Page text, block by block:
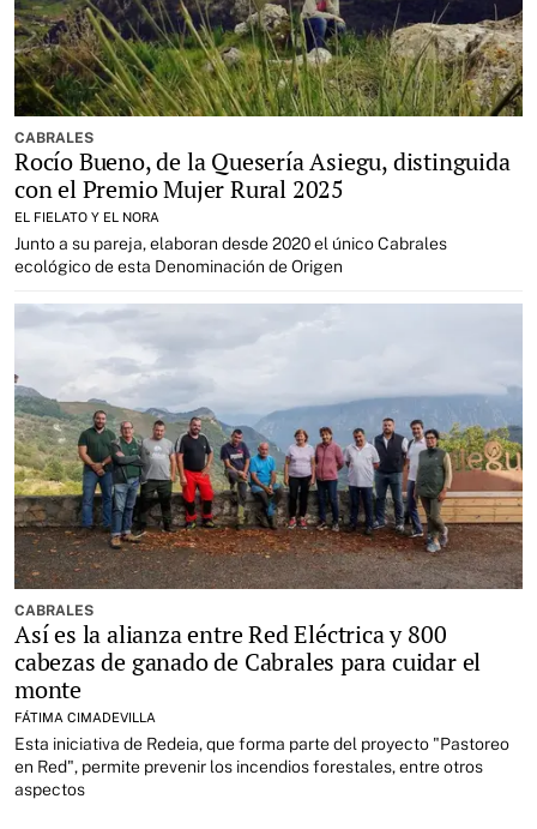
CABRALES
Rocío Bueno, de la Quesería Asiegu, distinguida
con el Premio Mujer Rural 2025
EL FIELATO Y EL NORA
Junto a su pareja, elaboran desde 2020 el único Cabrales
ecológico de esta Denominación de Origen
CABRALES
Así es la alianza entre Red Eléctrica y 800
cabezas de ganado de Cabrales para cuidar el
monte
FÁTIMA CIMADEVILLA
Esta iniciativa de Redeia, que forma parte del proyecto "Pastoreo
en Red", permite prevenir los incendios forestales, entre otros
aspectos